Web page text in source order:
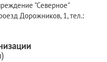
"Северное"
Дорожников, 1, тел.: